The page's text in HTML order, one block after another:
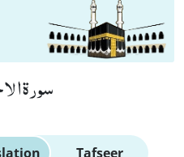
سورة
Tafseer